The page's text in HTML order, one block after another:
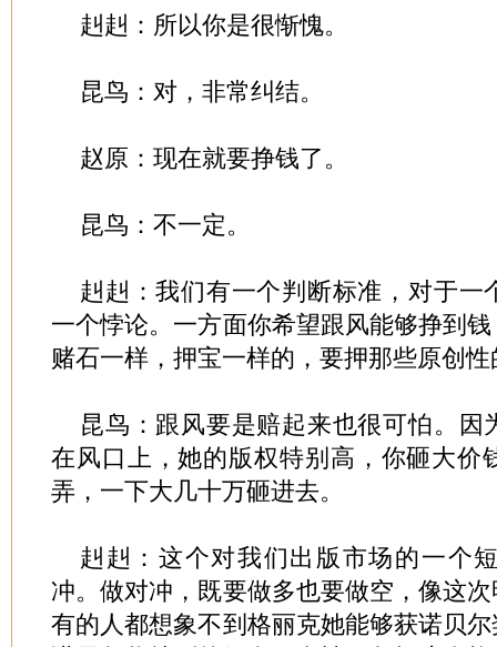
赳赳：所以你是很惭愧。
昆鸟：对，非常纠结。
赵原：现在就要挣钱了。
昆鸟：不一定。
赳赳：我们有一个判断标准，对于一
一个悖论。一方面你希望跟风能够挣到
赌石一样，押宝一样的，要押那些原创性
昆鸟：跟风要是赔起来也很可怕。因
在风口上，她的版权特别高，你砸大价
弄，一下大几十万砸进去。
赳赳：这个对我们出版市场的一个
冲。做对冲，既要做多也要做空，像这
有的人都想象不到格丽克她能够获诺贝